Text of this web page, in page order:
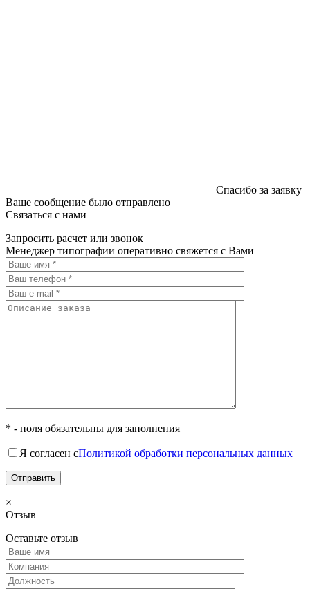
Спасибо за заявку
Ваше сообщение было отправлено
Связаться с нами
Запросить расчет или звонок
Менеджер типографии оперативно свяжется с Вами
* - поля обязательны для заполнения
Я согласен сПолитикой обработки персональных данных
×
Отзыв
Оставьте отзыв